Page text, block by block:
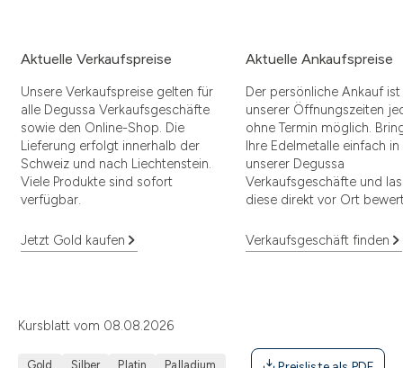
Aktuelle Verkaufspreise
Unsere Verkaufspreise gelten für
alle Degussa Verkaufsgeschäfte
sowie den Online-Shop. Die
Lieferung erfolgt innerhalb der
Schweiz und nach Liechtenstein.
Viele Produkte sind sofort
verfügbar.
Jetzt Gold kaufen
Aktuelle Ankaufspreise
Der persönliche Ankauf
unserer Öffnungszeiten
ohne Termin möglich.
Ihre Edelmetalle einfach in
unserer Degussa
Verkaufsgeschäfte und
diese direkt vor Ort
Verkaufsgeschäft finden
Kursblatt vom 08.08.2026
Gold Silber Platin Palladium